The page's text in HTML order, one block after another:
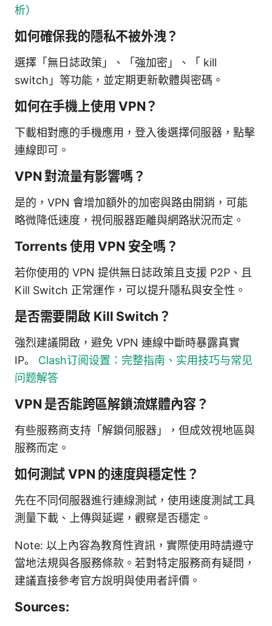
析）
如何確保我的隱私不被外洩？
選擇「無日誌政策」、「強加密」、「 kill
switch」等功能，並定期更新軟體與密碼。
如何在手機上使用 VPN？
下載相對應的手機應用，登入後選擇伺服器，點擊
連線即可。
VPN 對流量有影響嗎？
是的，VPN 會增加額外的加密與路由開銷，可能
略微降低速度，視伺服器距離與網路狀況而定。
Torrents 使用 VPN 安全嗎？
若你使用的 VPN 提供無日誌政策且支援 P2P、且
Kill Switch 正常運作，可以提升隱私與安全性。
是否需要開啟 Kill Switch？
強烈建議開啟，避免 VPN 連線中斷時暴露真實
IP。 Clash订阅设置：完整指南、实用技巧与常见
问题解答
VPN 是否能跨區解鎖流媒體內容？
有些服務商支持「解鎖伺服器」，但成效視地區與
服務而定。
如何測試 VPN 的速度與穩定性？
先在不同伺服器進行連線測試，使用速度測試工具
測量下載、上傳與延遲，觀察是否穩定。
Note: 以上內容為教育性資訊，實際使用時請遵守
當地法規與各服務條款。若對特定服務商有疑問，
建議直接參考官方說明與使用者評價。
Sources: